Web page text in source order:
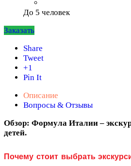
До 5 человек
Заказать
Share
Tweet
+1
Pin It
Описание
Вопросы & Отзывы
Обзор: Формула Италии –
детей.
Почему стоит выбрать